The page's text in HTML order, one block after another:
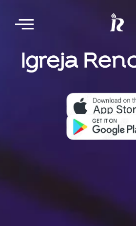
Nosso aplicativo